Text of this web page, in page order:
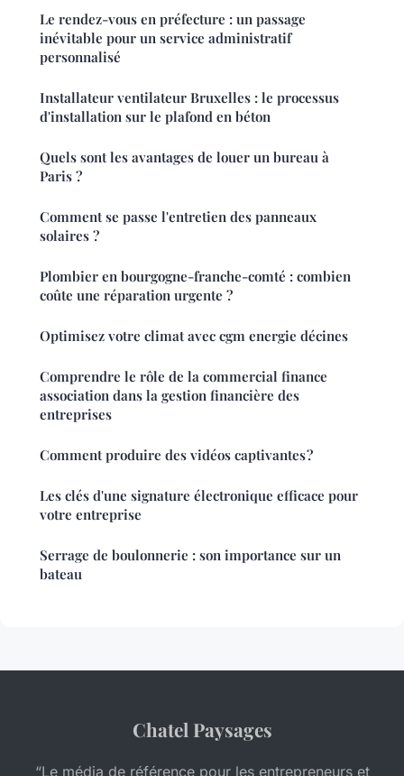
Le rendez-vous en préfecture : un passage
inévitable pour un service administratif
personnalisé
Installateur ventilateur Bruxelles : le processus
d'installation sur le plafond en béton
Quels sont les avantages de louer un bureau à
Paris ?
Comment se passe l'entretien des panneaux
solaires ?
Plombier en bourgogne-franche-comté : combien
coûte une réparation urgente ?
Optimisez votre climat avec cgm energie décines
Comprendre le rôle de la commercial finance
association dans la gestion financière des
entreprises
Comment produire des vidéos captivantes ?
Les clés d'une signature électronique efficace pour
votre entreprise
Serrage de boulonnerie : son importance sur un
bateau
Chatel Paysages
“Le média de référence pour les entrepreneurs et